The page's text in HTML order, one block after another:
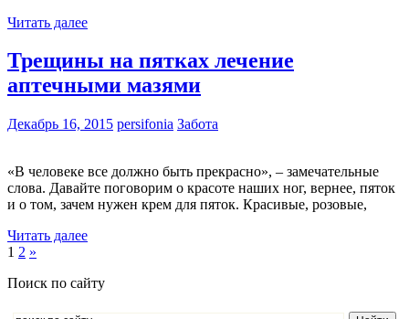
Читать далее
Трещины на пятках лечение
аптечными мазями
Декабрь 16, 2015 persifonia Забота
«В человеке все должно быть прекрасно», – замечательные
слова. Давайте поговорим о красоте наших ног, вернее, пяток
и о том, зачем нужен крем для пяток. Красивые, розовые,
Читать далее
1 2 »
Поиск по сайту